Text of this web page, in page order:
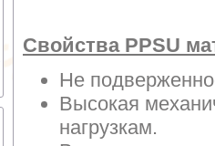
Свойства PPSU
Не
Высокая
нагрузкам.